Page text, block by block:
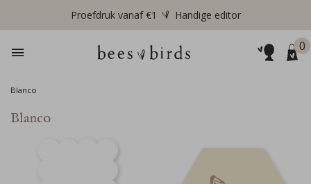
Proefdruk vanaf €1 Handige editor
0
Blanco
Blanco